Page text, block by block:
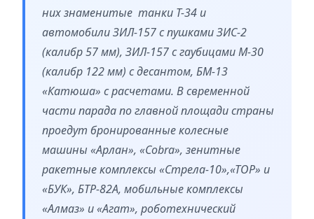
них знаменитые танки Т-34 и
автомобили ЗИЛ-157 с пушками ЗИС-2
(калибр 57 мм), ЗИЛ-157 с гаубицами М-30
(калибр 122 мм) с десантом, БМ-13
«Катюша» с расчетами. В свременной
части парада по главной площади страны
проедут бронированные колесные
машины «Арлан», «Cobra», зенитные
ракетные комплексы «Стрела-10»,«ТОР» и
«БУК», БТР-82А, мобильные комплексы
«Алмаз» и «Агат», роботехнический